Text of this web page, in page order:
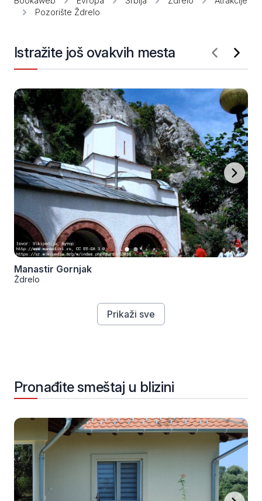
Pozorište Ždrelo
Istražite još ovakvih mesta
Manastir Gornjak
Ždrelo
Prikaži sve
Pronađite smeštaj u blizini